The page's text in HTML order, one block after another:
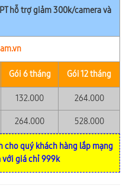
hỗ trợ giảm 300k/camera và
Gói 6 tháng Gói 12 tháng
132.000 264.000
264.000 528.000
cho quý khách hàng lắp mạng
với giá chỉ 999k